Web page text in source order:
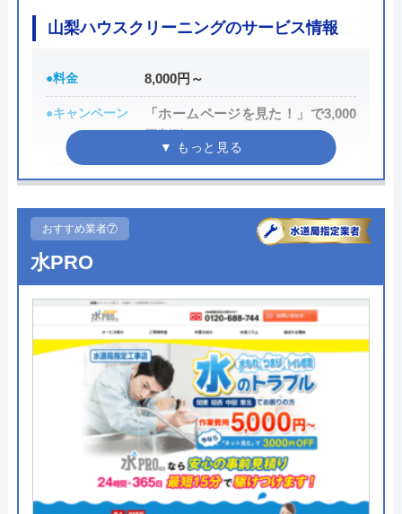
なサービスを提供してくれます。
公式サイトで
料金詳細を見る
今すぐ電話で相談する
0120-579-007
水道修理ルートの基本情報
運営会社 株式会社クリーンライフ
元村祐次
本社所在地
〒564-0052
大阪府吹田市広芝町6-10
山梨県
山梨ハウスクリーニングのサービス情報
●料金 8,000円～
●キャンペーン
「ホームページを見た！」で3,000
円割引
●駆けつけ時間 ―
24時間
●定休日
●出張見積もり
●支払い方法 ―
●累計実績 ―
●保証・保険 ―
詳細は公式HPでご確認ください
山梨ハウスクリーニングがおすすめの理由
山梨ハウスクリーニングは、ハウスクリーニング以
おすすめ業者⑦
水PRO